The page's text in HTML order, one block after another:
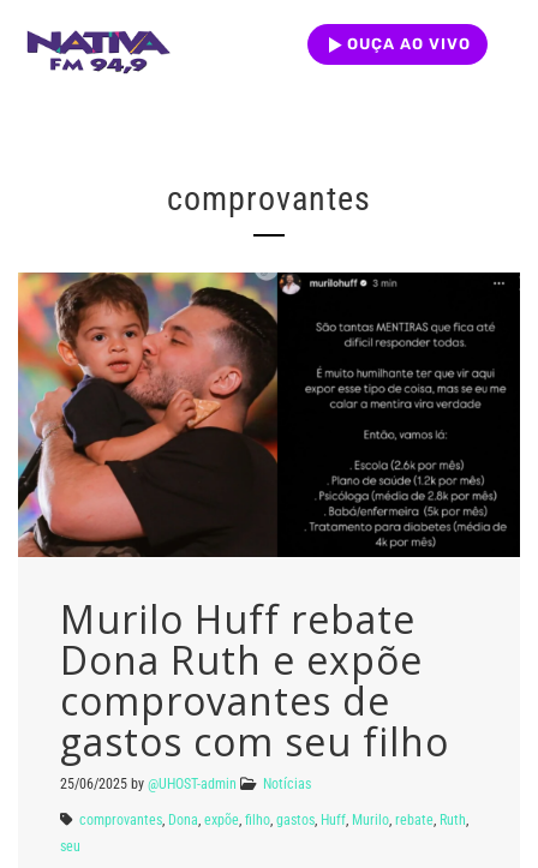
OUÇA AO VIVO
comprovantes
Murilo Huff rebate
Dona Ruth e expõe
comprovantes de
gastos com seu filho
25/06/2025 by @UHOST-admin Notícias
comprovantes Dona expõe filho gastos Huff Murilo rebate Ruth
seu